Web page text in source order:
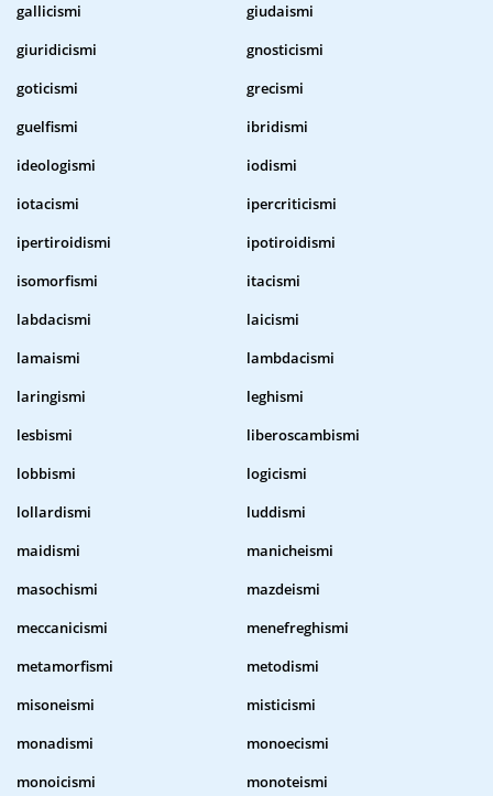
gallicismi
giudaismi
giuridicismi
gnosticismi
goticismi
grecismi
guelfismi
ibridismi
ideologismi
iodismi
iotacismi
ipercriticismi
ipertiroidismi
ipotiroidismi
isomorfismi
itacismi
labdacismi
laicismi
lamaismi
lambdacismi
laringismi
leghismi
lesbismi
liberoscambismi
lobbismi
logicismi
lollardismi
luddismi
maidismi
manicheismi
masochismi
mazdeismi
meccanicismi
menefreghismi
metamorfismi
metodismi
misoneismi
misticismi
monadismi
monoecismi
monoicismi
monoteismi